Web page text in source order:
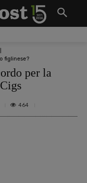
figlinese?
per la
464